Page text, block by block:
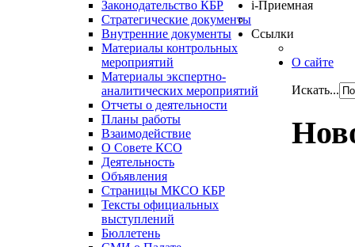
Законодательство КБР
Стратегические документы
Внутренние документы
Материалы контрольных
мероприятий
Материалы экспертно-
аналитических мероприятий
Отчеты о деятельности
Планы работы
Взаимодействие
О Совете КСО
Деятельность
Объявления
Страницы МКСО КБР
Тексты официальных
выступлений
Бюллетень
i-Приемная
Ссылки
О сайте
Искать...